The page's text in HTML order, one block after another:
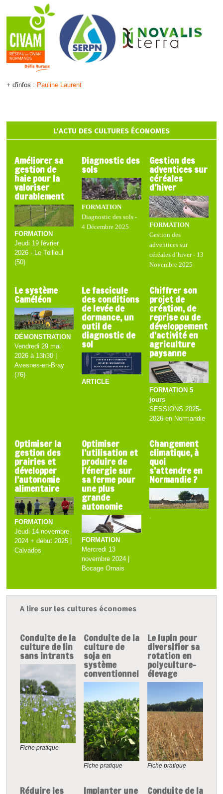
+ d'infos : Pauline Laurent
L'ACTU DES CULTURES ÉCONOMES
Améliorer sa
gestion de
haie pour la
valoriser
durablement
FORMATION
Jeudi 19 février
2026 - Le Teilleul
(50)
Diagnostic des
sols
FORMATION
Diagnostic des sols -
4 Décembre 2025
Gestion des
adventices sur
céréales
d’hiver
FORMATION
Gestion des
adventices sur
céréales d’hiver - 13
Novembre 2025
Le système
Caméléon
DÉMONSTRATION
Vendredi 29 mai
2026 à 13h30 |
Avesnes-en-Bray
(76)
Le fascicule
des conditions
de levée de
dormance, un
outil de
diagnostic de
sol
ARTICLE
Chiffrer son
projet de
création, de
reprise ou de
développement
d'activité en
agriculture
paysanne
FORMATION 5
jours
SESSIONS 2025-
2026 en Normandie
Optimiser la
gestion des
prairies et
développer
l’autonomie
alimentaire
FORMATION
Jeudi 14 novembre
2024 + début 2025 |
Calvados
Optimiser
l’utilisation et
produire de
l’énergie sur
sa ferme pour
une plus
grande
autonomie
FORMATION
Mercredi 13
novembre 2024 |
Bocage Ornais
Changement
climatique, à
quoi
s’attendre en
Normandie ?
.
A lire sur les cultures économes
Conduite de la
culture de lin
sans intrants
Fiche pratique
Conduite de la
culture de
soja en
système
conventionnel
Fiche pratique
Le lupin pour
diversifier sa
rotation en
polyculture-
élevage
Fiche pratique
Réduire les Implanter une Conduite de la